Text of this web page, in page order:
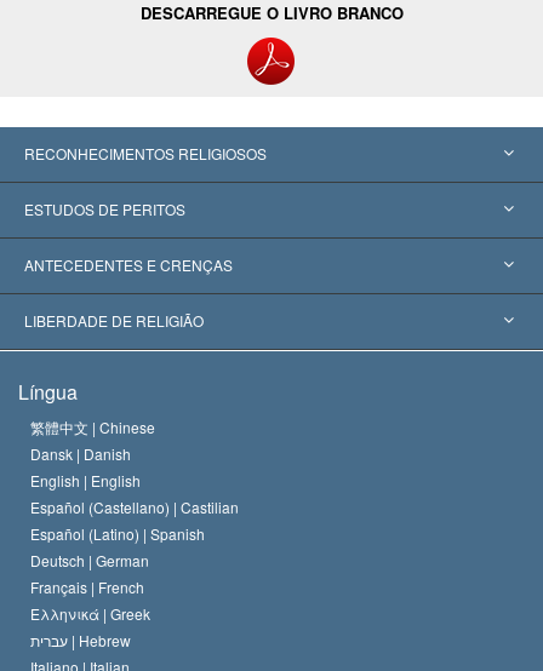
DESCARREGUE O LIVRO BRANCO
RECONHECIMENTOS RELIGIOSOS
Estados Unidos
Reconhecimentos Mundiais
Decisões Históricas
ESTUDOS DE PERITOS
Apreciações por Categoria
Os Peritos Mais Proeminentes do Mundo
ANTECEDENTES E CRENÇAS
L. Ron Hubbard
O Credo da Igreja de Scientology
O Código de Um Scientologist
David Miscavige
LIBERDADE DE RELIGIÃO
Normas Internacionais de Direitos Humanos
Proclamação sobre Religião
Língua
繁體中文 | Chinese
Dansk | Danish
English | English
Español (Castellano) | Castilian
Español (Latino) | Spanish
Deutsch | German
Français | French
Ελληνικά | Greek
עברית | Hebrew
Italiano | Italian